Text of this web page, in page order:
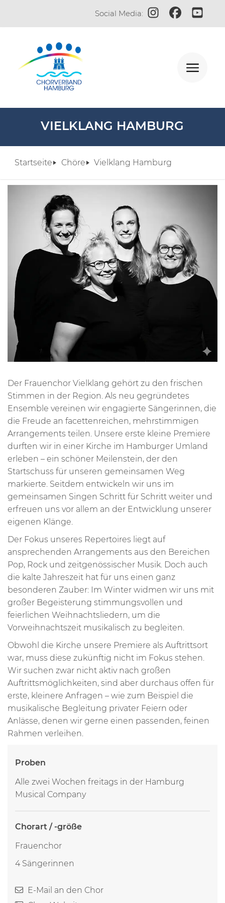
Social Media: Zum Instagram-
Zur Zum
VIELKLANG HAMBURG
Startseite Chöre Vielklang Hamburg
Der Frauenchor Vielklang gehört zu den frischen
Stimmen in der Region. Als neu gegründetes
Ensemble vereinen wir engagierte Sängerinnen, die
die Freude an facettenreichen, mehrstimmigen
Arrangements teilen. Unsere erste kleine Premiere
durften wir in einer Kirche im Hamburger Umland
erleben – ein schöner Meilenstein, der den
Startschuss für unseren gemeinsamen Weg
markierte. Seitdem entwickeln wir uns im
gemeinsamen Singen Schritt für Schritt weiter und
erfreuen uns vor allem an der Entwicklung unserer
eigenen Klänge.
Der Fokus unseres Repertoires liegt auf
ansprechenden Arrangements aus den Bereichen
Pop, Rock und zeitgenössischer Musik. Doch auch
die kalte Jahreszeit hat für uns einen ganz
besonderen Zauber: Im Winter widmen wir uns mit
großer Begeisterung stimmungsvollen und
feierlichen Weihnachtsliedern, um die
Vorweihnachtszeit musikalisch zu begleiten.
Obwohl die Kirche unsere Premiere als Auftrittsort
war, muss diese zukünftig nicht im Fokus stehen.
Wir suchen zwar nicht aktiv nach großen
Auftrittsmöglichkeiten, sind aber durchaus offen für
erste, kleinere Anfragen – wie zum Beispiel die
musikalische Begleitung privater Feiern oder
Anlässe, denen wir gerne einen passenden, feinen
Rahmen verleihen.
Proben
Alle zwei Wochen freitags in der Hamburg
Musical Company
Chorart / -größe
Frauenchor
4 Sängerinnen
E-Mail an den Chor